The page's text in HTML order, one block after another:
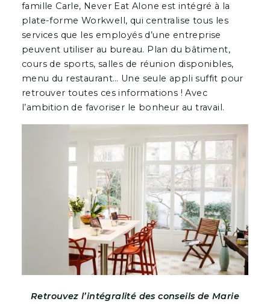
famille Carle, Never Eat Alone est intégré à la
plate-forme Workwell, qui centralise tous les
services que les employés d’une entreprise
peuvent utiliser au bureau. Plan du bâtiment,
cours de sports, salles de réunion disponibles,
menu du restaurant… Une seule appli suffit pour
retrouver toutes ces informations ! Avec
l’ambition de favoriser le bonheur au travail.
Retrouvez l’intégralité des conseils de Marie